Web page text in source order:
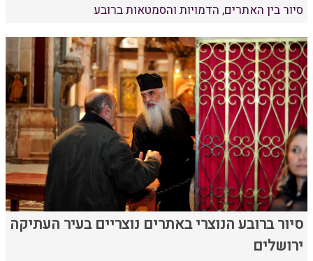
סיור בין האתרים, הדמויות והסמטאות ברובע
סיור ברובע הנוצרי באתרים נוצריים בעיר העתיקה
ירושלים